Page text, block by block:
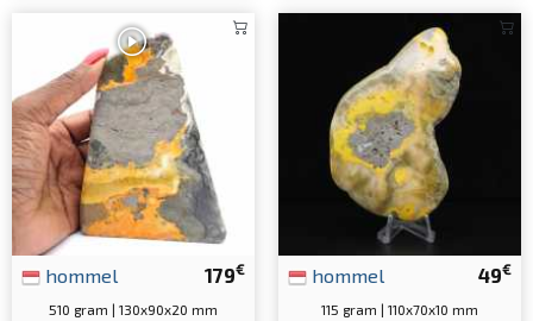
179€
hommel
510 gram | 130x90x20 mm
49€
hommel
115 gram | 110x70x10 mm